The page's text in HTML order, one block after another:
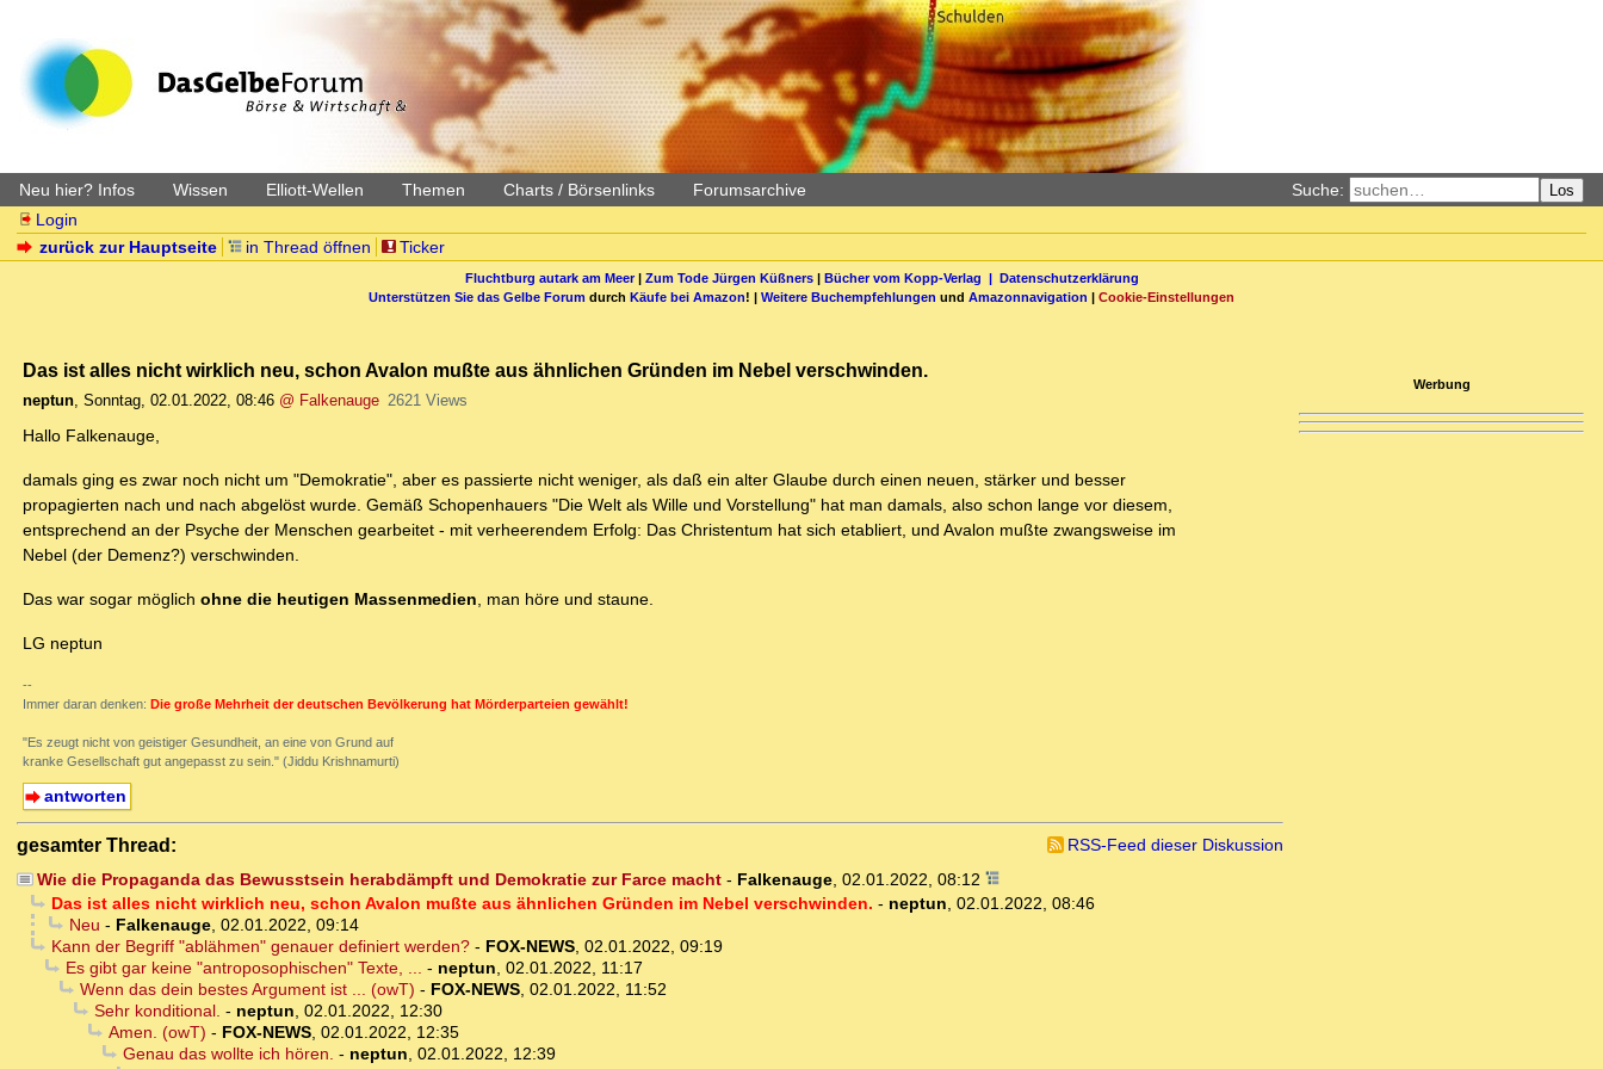
Neu hier? Infos Wissen Elliott-Wellen Themen Charts / Börsenlinks Forumsarchive Suche: Los
Login
zurück zur Hauptseite
in Thread öffnen Ticker
Fluchtburg autark am Meer| Zum Tode Jürgen Küßners| Bücher vom Kopp-Verlag | Datenschutzerklärung
Unterstützen Sie das Gelbe Forum durch Käufe bei Amazon! | Weitere Buchempfehlungen und Amazonnavigation | Cookie-Einstellungen
Das ist alles nicht wirklich neu, schon Avalon mußte aus ähnlichen Gründen im Nebel verschwinden.
neptun, Sonntag, 02.01.2022, 08:46 @ Falkenauge 2621 Views
Hallo Falkenauge,
damals ging es zwar noch nicht um "Demokratie", aber es passierte nicht weniger, als daß ein alter Glaube durch einen neuen, stärker und besser
propagierten nach und nach abgelöst wurde. Gemäß Schopenhauers "Die Welt als Wille und Vorstellung" hat man damals, also schon lange vor diesem,
entsprechend an der Psyche der Menschen gearbeitet - mit verheerendem Erfolg: Das Christentum hat sich etabliert, und Avalon mußte zwangsweise im
Nebel (der Demenz?) verschwinden.
Das war sogar möglich ohne die heutigen Massenmedien, man höre und staune.
LG neptun
--
Immer daran denken: Die große Mehrheit der deutschen Bevölkerung hat Mörderparteien gewählt!
"Es zeugt nicht von geistiger Gesundheit, an eine von Grund auf
kranke Gesellschaft gut angepasst zu sein." (Jiddu Krishnamurti)
antworten
gesamter Thread:
RSS-Feed dieser Diskussion
Wie die Propaganda das Bewusstsein herabdämpft und Demokratie zur Farce macht- Falkenauge, 02.01.2022, 08:12
Das ist alles nicht wirklich neu, schon Avalon mußte aus ähnlichen Gründen im Nebel verschwinden. - neptun, 02.01.2022, 08:46
Neu - Falkenauge, 02.01.2022, 09:14
Kann der Begriff "ablähmen" genauer definiert werden?- FOX-NEWS, 02.01.2022, 09:19
Es gibt gar keine "antroposophischen" Texte, ... - neptun, 02.01.2022, 11:17
Wenn das dein bestes Argument ist ... (owT) - FOX-NEWS, 02.01.2022, 11:52
Sehr konditional. - neptun, 02.01.2022, 12:30
Amen. (owT) - FOX-NEWS, 02.01.2022, 12:35
Genau das wollte ich hören. - neptun, 02.01.2022, 12:39
Werbung